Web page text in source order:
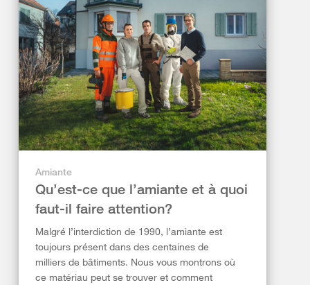
Amiante
Qu’est-ce que l’amiante et à quoi
faut-il faire attention?
Malgré l’interdiction de 1990, l’amiante est
toujours présent dans des centaines de
milliers de bâtiments. Nous vous montrons où
ce matériau peut se trouver et comment